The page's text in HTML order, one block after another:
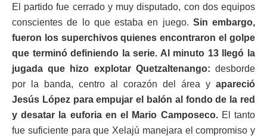
El partido fue cerrado y muy disputado, con dos equipos
conscientes de lo que estaba en juego. Sin embargo,
fueron los superchivos quienes encontraron el golpe
que terminó definiendo la serie. Al minuto 13 llegó la
jugada que hizo explotar Quetzaltenango: desborde
por la banda, centro al corazón del área y apareció
Jesús Lópezpara empujar el balón al fondo de la red
y desatar la euforia en el Mario Camposeco.El tanto
fue suficiente para que Xelajú manejara el compromiso y